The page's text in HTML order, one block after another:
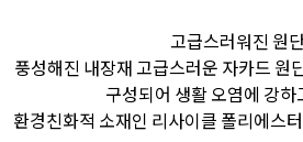
고급스러워진 원
풍성해진 내장재고급스러운 자카드 원
구성되어 생활 오염에 강하
환경친화적 소재인 리사이클 폴리에스